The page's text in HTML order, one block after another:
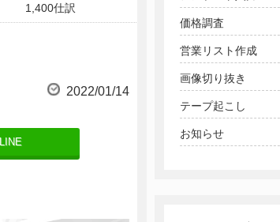
1,400仕訳
700枚 2022/01/14
LINE
価格調査
営業リスト作成
画像切り抜き
テープ起こし
お知らせ